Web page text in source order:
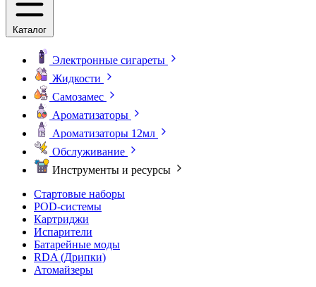
Каталог
Электронные сигареты
Жидкости
Самозамес
Ароматизаторы
Ароматизаторы 12мл
Обслуживание
Инструменты и ресурсы
Стартовые наборы
POD-системы
Картриджи
Испарители
Батарейные моды
RDA (Дрипки)
Атомайзеры